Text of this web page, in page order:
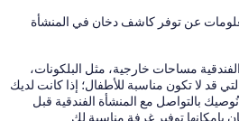
عن توفر كاشف دخان في المنشأة
مساحات خارجية، مثل البلكونات،
قد لا تكون مناسبة للأطفال؛ إذا كانت لديك
بالتواصل مع المنشأة الفندقية قبل
بإمكانها توفير غرفة مناسبة لك